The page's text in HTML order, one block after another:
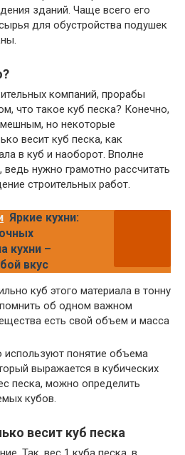
зданий. Чаще всего его
для обустройства подушек
компаний, прорабы
что такое куб песка? Конечно,
но некоторые
весит куб песка, как
в куб и наоборот. Вполне
нужно грамотно рассчитать
строительных работ.
Яркие кухни:
кухни –
вкус
куб этого материала в тонну
об одном важном
есть свой объем и масса
используют понятие объема
выражается в кубических
песка, можно определить
кубов.
весит куб песка